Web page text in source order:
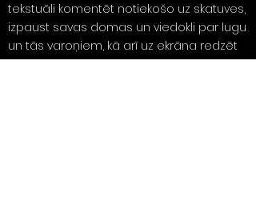
tekstuāli komentēt notiekošo uz skatuves,
izpaust savas domas un viedokli par lugu
un tās varoņiem, kā arī uz ekrāna redzēt
to, ko domā viņu vienaudži. Tieša skatītāju